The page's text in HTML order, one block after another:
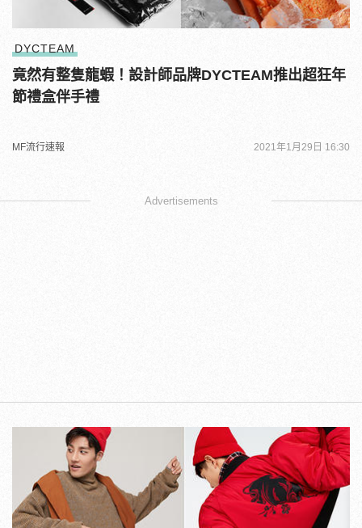
DYCTEAM
竟然有整隻龍蝦！設計師品牌DYCTEAM推出超狂年
節禮盒伴手禮
MF流行速報 2021年1月29日 16:30
Advertisements